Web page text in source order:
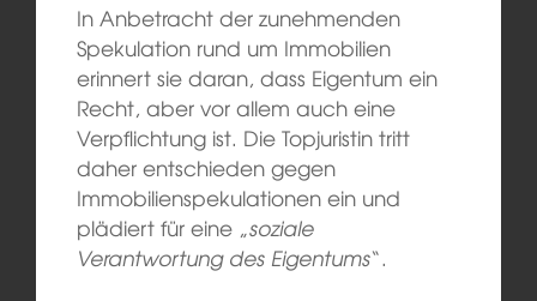
In Anbetracht der zunehmenden
Spekulation rund um Immobilien
erinnert sie daran, dass Eigentum ein
Recht, aber vor allem auch eine
Verpflichtung ist. Die Topjuristin tritt
daher entschieden gegen
Immobilienspekulationen ein und
plädiert für eine „soziale
Verantwortung des Eigentums“.